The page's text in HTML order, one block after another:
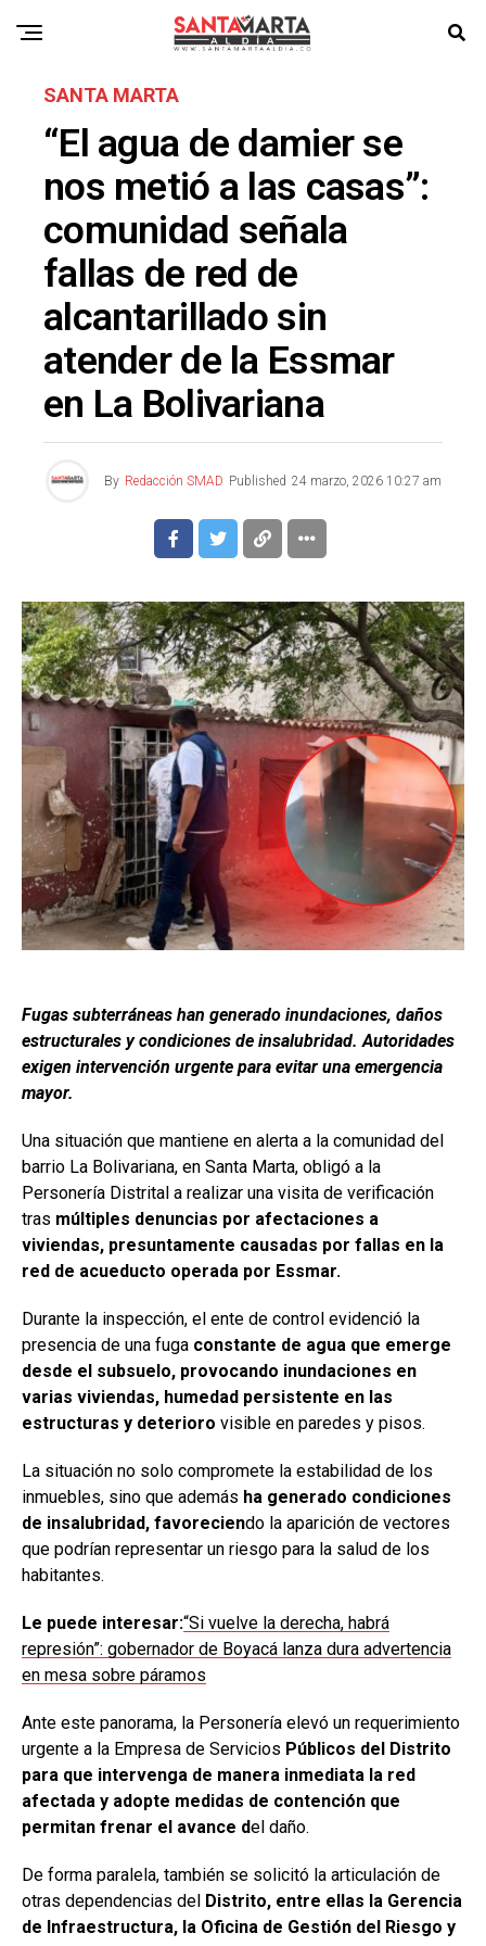
SANTA MARTA
“El agua de damier se
nos metió a las casas”:
comunidad señala
fallas de red de
alcantarillado sin
atender de la Essmar
en La Bolivariana
By Redacción SMAD Published 24 marzo, 2026 10:27 am
Fugas subterráneas han generado inundaciones, daños
estructurales y condiciones de insalubridad. Autoridades
exigen intervención urgente para evitar una emergencia
mayor.
Una situación que mantiene en alerta a la comunidad del
barrio La Bolivariana, en Santa Marta, obligó a la
Personería Distrital a realizar una visita de verificación
tras múltiples denuncias por afectaciones a
viviendas, presuntamente causadas por fallas en la
red de acueducto operada por Essmar.
Durante la inspección, el ente de control evidenció la
presencia de una fuga constante de agua que emerge
desde el subsuelo, provocando inundaciones en
varias viviendas, humedad persistente en las
estructuras y deterioro visible en paredes y pisos.
La situación no solo compromete la estabilidad de los
inmuebles, sino que además ha generado condiciones
de insalubridad, favoreciendo la aparición de vectores
que podrían representar un riesgo para la salud de los
habitantes.
Le puede interesar:“Si vuelve la derecha, habrá
represión”: gobernador de Boyacá lanza dura advertencia
en mesa sobre páramos
Ante este panorama, la Personería elevó un requerimiento
urgente a la Empresa de Servicios Públicos del Distrito
para que intervenga de manera inmediata la red
afectada y adopte medidas de contención que
permitan frenar el avance del daño.
De forma paralela, también se solicitó la articulación de
otras dependencias del Distrito, entre ellas la Gerencia
de Infraestructura, la Oficina de Gestión del Riesgo y